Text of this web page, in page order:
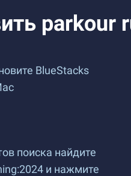
parkour
BlueStacks
поиска найдите
и нажмите